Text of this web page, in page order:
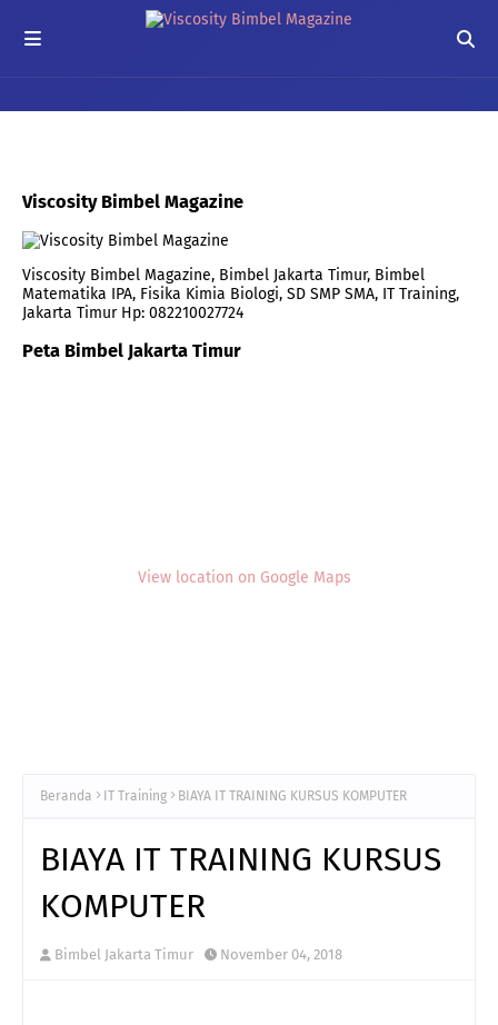
Viscosity Bimbel Magazine
Viscosity Bimbel Magazine, Bimbel Jakarta Timur, Bimbel
Matematika IPA, Fisika Kimia Biologi, SD SMP SMA, IT Training,
Jakarta Timur Hp: 082210027724
Peta Bimbel Jakarta Timur
View location on Google Maps
Beranda IT Training BIAYA IT TRAINING KURSUS KOMPUTER
BIAYA IT TRAINING KURSUS
KOMPUTER
Bimbel Jakarta Timur November 04, 2018